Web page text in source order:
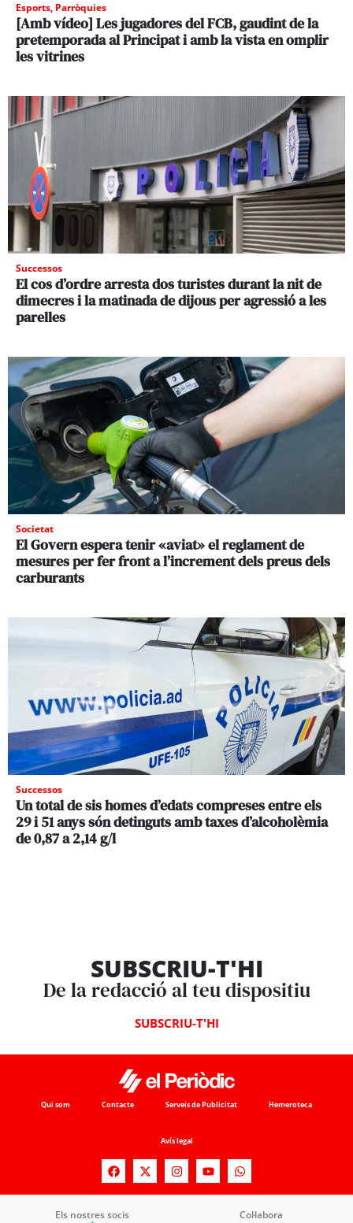
Esports, Parròquies
[Amb vídeo] Les jugadores del FCB, gaudint de la
pretemporada al Principat i amb la vista en omplir
les vitrines
Successos
El cos d’ordre arresta dos turistes durant la nit de
dimecres i la matinada de dijous per agressió a les
parelles
Societat
El Govern espera tenir «aviat» el reglament de
mesures per fer front a l’increment dels preus dels
carburants
Successos
Un total de sis homes d’edats compreses entre els
29 i 51 anys són detinguts amb taxes d’alcoholèmia
de 0,87 a 2,14 g/l
SUBSCRIU-T'HI
De la redacció al teu dispositiu
SUBSCRIU-T'HI
Qui som Contacte Serveis de Publicitat Hemeroteca
Avís legal
Els nostres socis Col·labora